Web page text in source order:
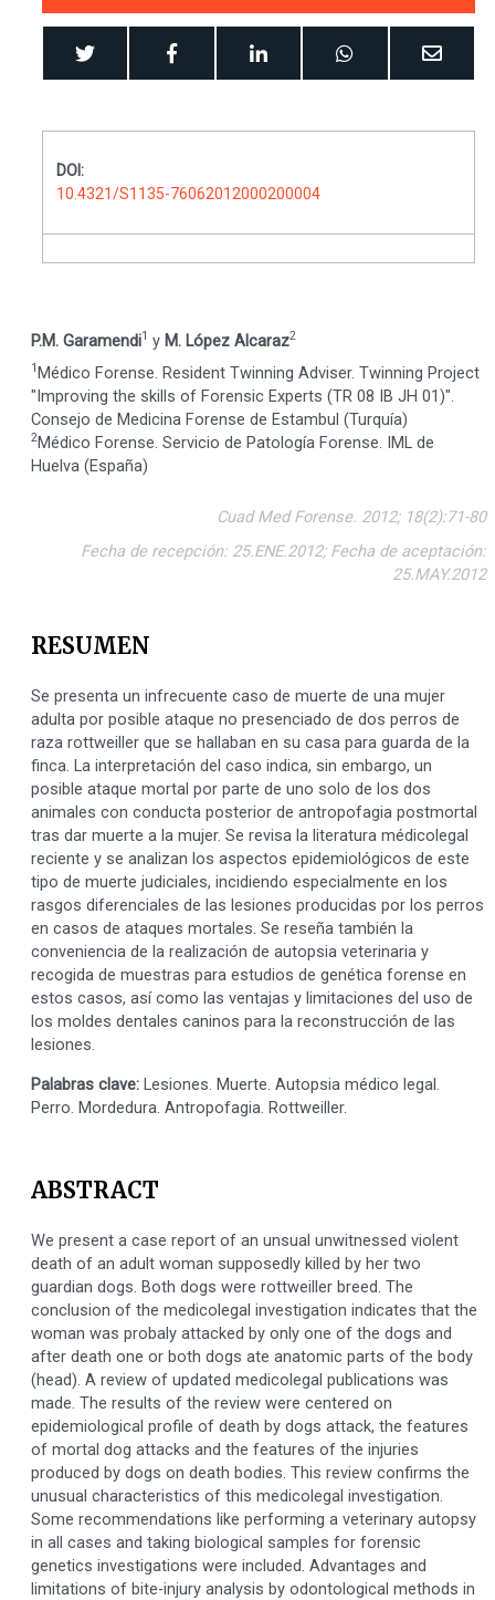
DOI:
10.4321/S1135-76062012000200004
P.M. Garamendi1 y M. López Alcaraz2
1 Médico Forense. Resident Twinning Adviser. Twinning Project
"Improving the skills of Forensic Experts (TR 08 IB JH 01)".
Consejo de Medicina Forense de Estambul (Turquía)
2Médico Forense. Servicio de Patología Forense. IML de
Huelva (España)
Cuad Med Forense. 2012; 18(2):71-80
Fecha de recepción: 25.ENE.2012; Fecha de aceptación:
25.MAY.2012
RESUMEN
Se presenta un infrecuente caso de muerte de una mujer
adulta por posible ataque no presenciado de dos perros de
raza rottweiller que se hallaban en su casa para guarda de la
finca. La interpretación del caso indica, sin embargo, un
posible ataque mortal por parte de uno solo de los dos
animales con conducta posterior de antropofagia postmortal
tras dar muerte a la mujer. Se revisa la literatura médicolegal
reciente y se analizan los aspectos epidemiológicos de este
tipo de muerte judiciales, incidiendo especialmente en los
rasgos diferenciales de las lesiones producidas por los perros
en casos de ataques mortales. Se reseña también la
conveniencia de la realización de autopsia veterinaria y
recogida de muestras para estudios de genética forense en
estos casos, así como las ventajas y limitaciones del uso de
los moldes dentales caninos para la reconstrucción de las
lesiones.
Palabras clave:Lesiones. Muerte. Autopsia médico legal.
Perro. Mordedura. Antropofagia. Rottweiller.
ABSTRACT
We present a case report of an unsual unwitnessed violent
death of an adult woman supposedly killed by her two
guardian dogs. Both dogs were rottweiller breed. The
conclusion of the medicolegal investigation indicates that the
woman was probaly attacked by only one of the dogs and
after death one or both dogs ate anatomic parts of the body
(head). A review of updated medicolegal publications was
made. The results of the review were centered on
epidemiological profile of death by dogs attack, the features
of mortal dog attacks and the features of the injuries
produced by dogs on death bodies. This review confirms the
unusual characteristics of this medicolegal investigation.
Some recommendations like performing a veterinary autopsy
in all cases and taking biological samples for forensic
genetics investigations were included. Advantages and
limitations of bite-injury analysis by odontological methods in